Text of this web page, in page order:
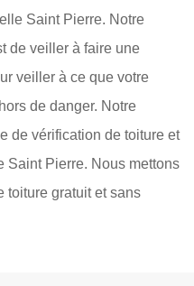
Saint Pierre. Notre
de veiller à faire une
veiller à ce que votre
de danger. Notre
de vérification de toiture et
Saint Pierre. Nous mettons
toiture gratuit et sans